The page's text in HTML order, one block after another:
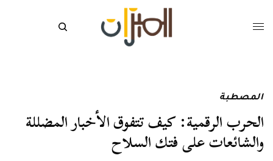
المصطبة
الحرب الرقمية: كيف تتفوق الأخبار المضللة
والشائعات على فتك السلاح